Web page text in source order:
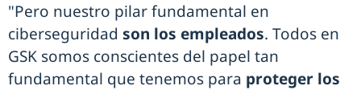
"Pero nuestro pilar fundamental en
ciberseguridad son los empleados. Todos en
GSK somos conscientes del papel tan
fundamental que tenemos para proteger los